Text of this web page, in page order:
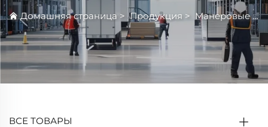
Домашняя страница >Продукция > Манеровые триконы
ВСЕ ТОВАРЫ